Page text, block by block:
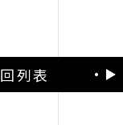
回列表